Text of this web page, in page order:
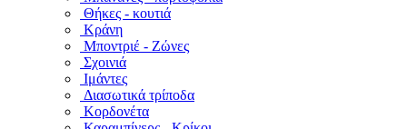
Θήκες - κουτιά
Κράνη
Μποντριέ - Ζώνες
Σχοινιά
Ιμάντες
Διασωτικά τρίποδα
Κορδονέτα